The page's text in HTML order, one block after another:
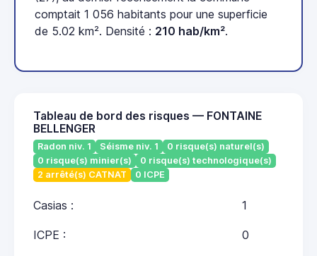
comptait 1 056 habitants pour une superficie
de 5.02 km². Densité : 210 hab/km².
Tableau de bord des risques — FONTAINE
BELLENGER
Radon niv. 1 Séisme niv. 1
0 risque(s) naturel(s)
0 risque(s) minier(s)
0 risque(s) technologique(s)
2 arrêté(s) CATNAT
0 ICPE
Casias : 1
ICPE : 0